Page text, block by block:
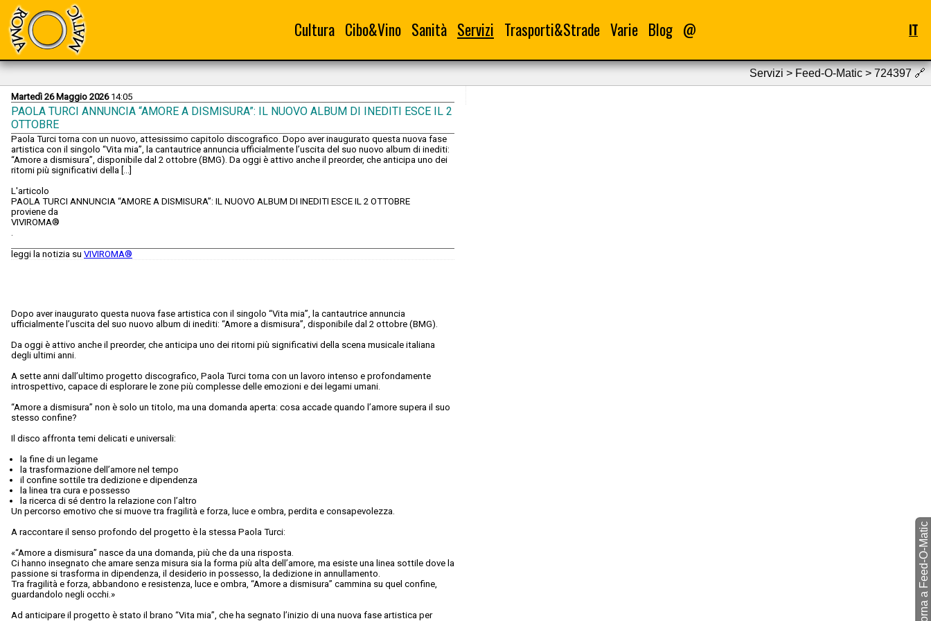
Cultura Cibo&Vino Sanità Servizi Trasporti&Strade Varie Blog @ IT
Servizi > Feed-O-Matic > 724397 🔗
Martedì 26 Maggio 202614:05
PAOLA TURCI ANNUNCIA “AMORE A DISMISURA”: IL NUOVO ALBUM DI INEDITI ESCE IL 2
OTTOBRE
Paola Turci torna con un nuovo, attesissimo capitolo discografico. Dopo aver inaugurato questa nuova fase
artistica con il singolo “Vita mia”, la cantautrice annuncia ufficialmente l’uscita del suo nuovo album di inediti:
“Amore a dismisura”, disponibile dal 2 ottobre (BMG). Da oggi è attivo anche il preorder, che anticipa uno dei
ritorni più significativi della [...]
L'articolo
PAOLA TURCI ANNUNCIA “AMORE A DISMISURA”: IL NUOVO ALBUM DI INEDITI ESCE IL 2 OTTOBRE
proviene da
VIVIROMA®
.
leggi la notizia su VIVIROMA®
Dopo aver inaugurato questa nuova fase artistica con il singolo “Vita mia”, la cantautrice annuncia
ufficialmente l’uscita del suo nuovo album di inediti: “Amore a dismisura”, disponibile dal 2 ottobre (BMG).
Da oggi è attivo anche il preorder, che anticipa uno dei ritorni più significativi della scena musicale italiana
degli ultimi anni.
A sette anni dall’ultimo progetto discografico, Paola Turci torna con un lavoro intenso e profondamente
introspettivo, capace di esplorare le zone più complesse delle emozioni e dei legami umani.
“Amore a dismisura” non è solo un titolo, ma una domanda aperta: cosa accade quando l’amore supera il suo
stesso confine?
Il disco affronta temi delicati e universali:
la fine di un legame
la trasformazione dell’amore nel tempo
il confine sottile tra dedizione e dipendenza
la linea tra cura e possesso
la ricerca di sé dentro la relazione con l’altro
Un percorso emotivo che si muove tra fragilità e forza, luce e ombra, perdita e consapevolezza.
A raccontare il senso profondo del progetto è la stessa Paola Turci:
«“Amore a dismisura” nasce da una domanda, più che da una risposta.
Ci hanno insegnato che amare senza misura sia la forma più alta dell’amore, ma esiste una linea sottile dove la
passione si trasforma in dipendenza, il desiderio in possesso, la dedizione in annullamento.
Tra fragilità e forza, abbandono e resistenza, luce e ombra, “Amore a dismisura” cammina su quel confine,
guardandolo negli occhi.»
Ad anticipare il progetto è stato il brano “Vita mia”, che ha segnato l’inizio di una nuova fase artistica per
torna a Feed-O-Matic